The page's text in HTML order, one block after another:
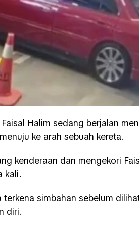
Halim sedang berjalan
ke arah sebuah kereta.
kenderaan dan mengekori
kali.
simbahan sebelum
diri.